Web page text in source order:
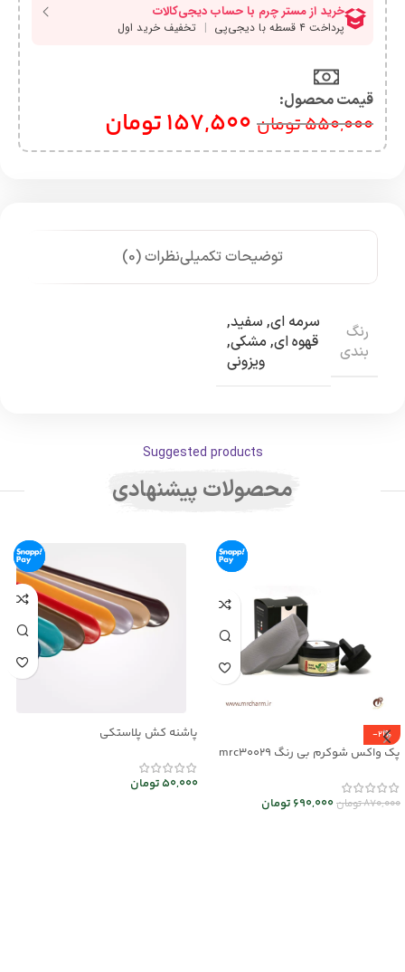
قیمت محصول:​
550,000تومان 157,500تومان
توضیحات تکمیلینظرات (0)
رنگ
بندی
سرمه ای, سفید,
قهوه ای, مشکی,
ویزونی
Suggested products
محصولات پیشنهادی
-21%
پک واکس شوکرم بی رنگ mrc30029
870,000تومان690,000 تومان
پاشنه کش پلاستکی
50,000تومان